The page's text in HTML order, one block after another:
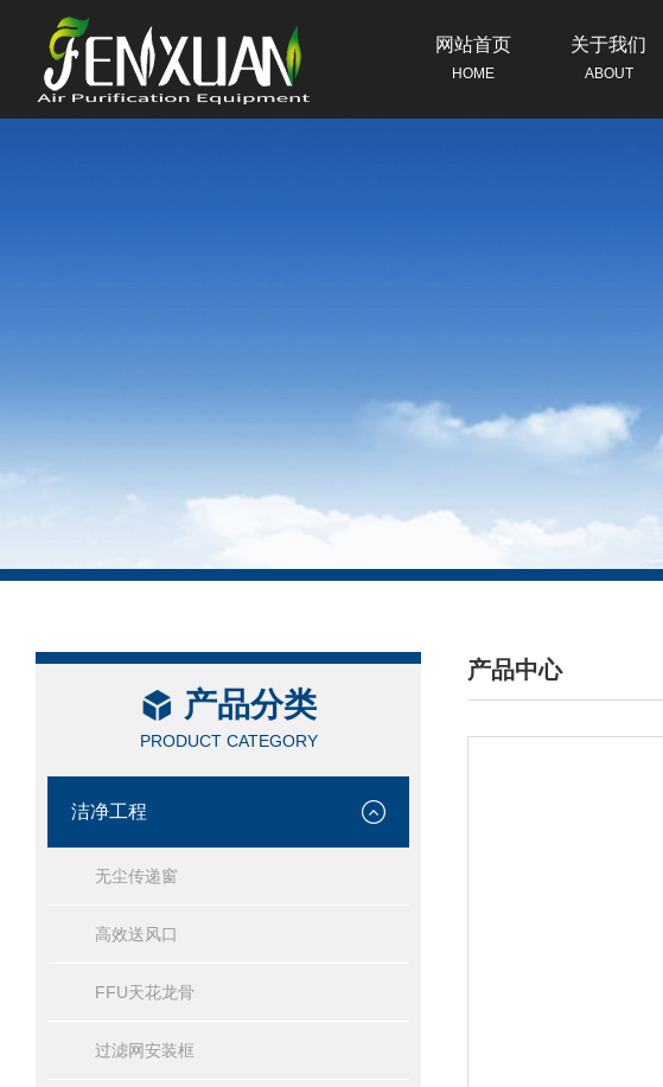
网站首页
HOME
关于我们
ABOUT
产品分类
PRODUCT CATEGORY
洁净工程
无尘传递窗
高效送风口
FFU天花龙骨
过滤网安装框
产品中心
/ PRODUCTS CENTER